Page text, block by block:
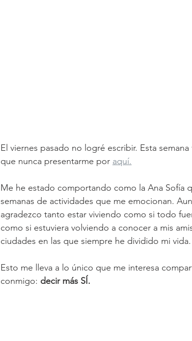
El viernes pasado no logré escribir. Esta
que nunca presentarme por aquí.
Me he estado comportando como la Ana Sofía
semanas de actividades que me emocionan.
agradezco tanto estar viviendo como si todo
como si estuviera volviendo a conocer a mis
ciudades en las que siempre he dividido mi vida.
Esto me lleva a lo único que me interesa
conmigo: decir más SÍ.